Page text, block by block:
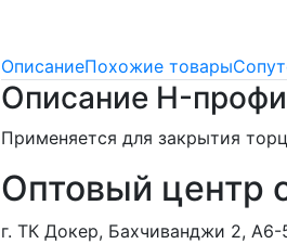
ОписаниеПохожие товары
Описание H-
Применяется для закрытия
Оптовый центр
г. ТК Докер, Бахчиванджи 2,